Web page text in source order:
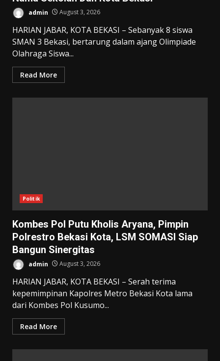
admin August 3, 2026
HARIAN JABAR, KOTA BEKASI – Sebanyak 8 siswa
SMAN 3 Bekasi, bertarung dalam ajang Olimpiade
Olahraga Siswa...
Read More
Politik
Kombes Pol Putu Kholis Aryana, Pimpin
Polrestro Bekasi Kota, LSM SOMASI Siap
Bangun Sinergitas
admin August 3, 2026
HARIAN JABAR, KOTA BEKASI – Serah terima
kepemimpinan Kapolres Metro Bekasi Kota lama
dari Kombes Pol Kusumo...
Read More